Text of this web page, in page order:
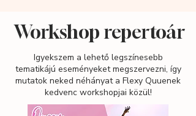
Workshop repertoár
Igyekszem a lehető legszínesebb
tematikájú eseményeket megszervezni, így
mutatok neked néhányat a Flexy Quuenek
kedvenc workshopjai közül!